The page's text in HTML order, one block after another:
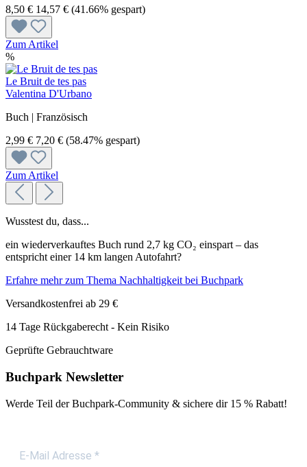
8,50 € 14,57 € (41.66% gespart)
Zum Artikel
%
Le Bruit de tes pas
Valentina D'Urbano
Buch | Französisch
2,99 € 7,20 € (58.47% gespart)
Zum Artikel
Wusstest du, dass...
ein wiederverkauftes Buch rund 2,7 kg CO₂ einspart – das
entspricht einer 14 km langen Autofahrt?
Erfahre mehr zum Thema Nachhaltigkeit bei Buchpark
Versandkostenfrei ab 29 €
14 Tage Rückgaberecht - Kein Risiko
Geprüfte Gebrauchtware
Buchpark Newsletter
Werde Teil der Buchpark-Community & sichere dir 15 % Rabatt!